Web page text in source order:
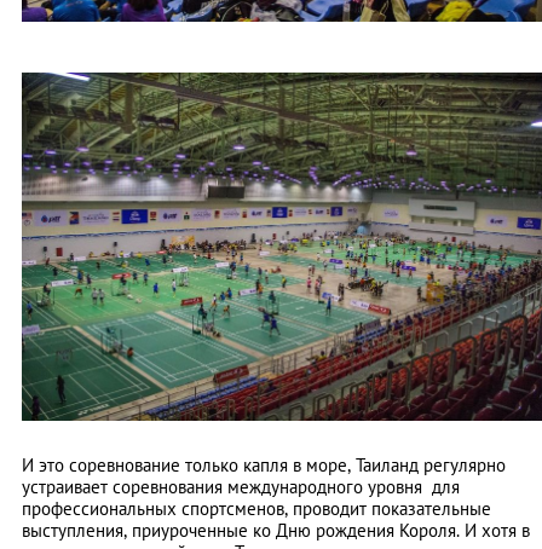
И это соревнование только капля в море, Таиланд регулярно
устраивает соревнования международного уровня для
профессиональных спортсменов, проводит показательные
выступления, приуроченные ко Дню рождения Короля. И хотя в